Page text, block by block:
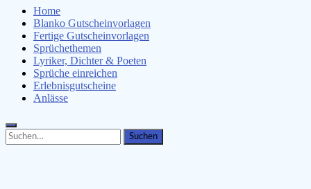
Home
Blanko Gutscheinvorlagen
Fertige Gutscheinvorlagen
Sprüchethemen
Lyriker, Dichter & Poeten
Sprüche einreichen
Erlebnisgutscheine
Anlässe
Search
for:
Search